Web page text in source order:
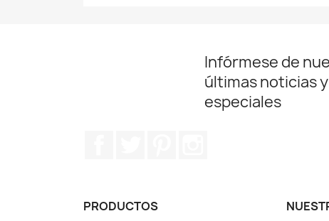
Infórmese de
últimas noticias
especiales
PRODUCTOS